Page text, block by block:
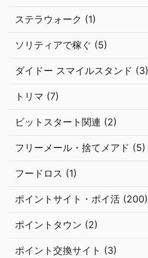
ステラウォーク (1)
ソリティアで稼ぐ (5)
ダイドー スマイルスタンド (3)
トリマ (7)
ビットスタート関連 (2)
フリーメール・捨てメアド (5)
フードロス (1)
ポイントサイト・ポイ活 (200)
ポイントタウン (2)
ポイント交換サイト (3)